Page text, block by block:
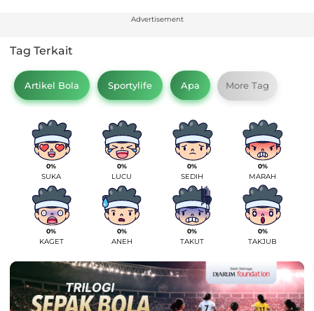
Advertisement
Tag Terkait
Artikel Bola Sportylife Apa More Tag
0%
SUKA
0%
LUCU
0%
SEDIH
0%
MARAH
0%
KAGET
0%
ANEH
0%
TAKUT
0%
TAKJUB